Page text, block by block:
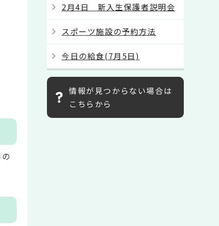
2月4日 新入生保護者説明会
スポーツ施設の予約方法
今日の給食(7月5日)
情報が見つからない場合は
こちらから